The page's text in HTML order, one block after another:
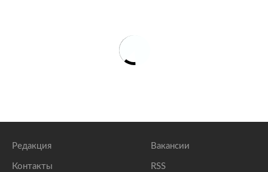
Редакция
Контакты
Вакансии
RSS